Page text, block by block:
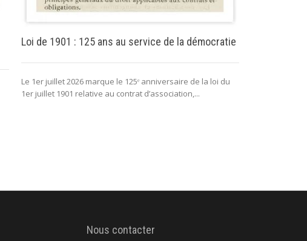
Loi de 1901 : 125 ans au service de la démocratie
Le 1er juillet 2026 marque le 125ᵉ anniversaire de la loi du
1er juillet 1901 relative au contrat d’association,...
Nous contacter